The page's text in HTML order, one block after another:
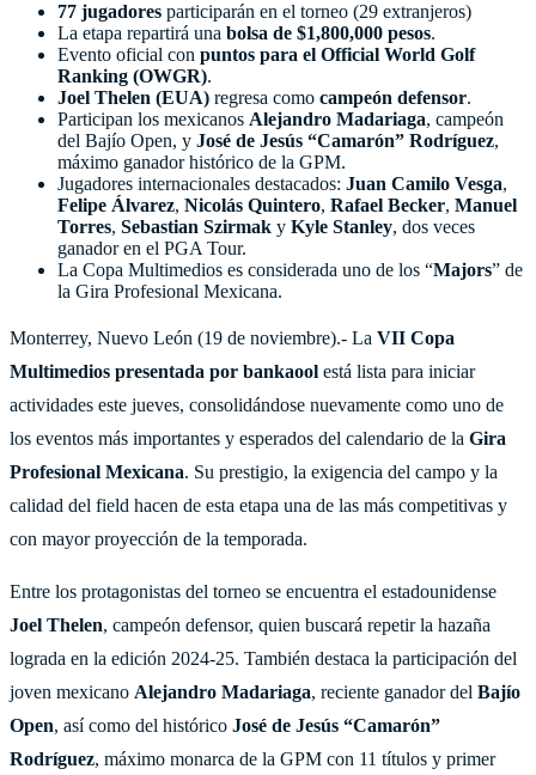
77 jugadores participarán en el torneo (29 extranjeros)
La etapa repartirá una bolsa de $1,800,000 pesos.
Evento oficial con puntos para el Official World Golf
Ranking (OWGR).
Joel Thelen (EUA) regresa como campeón defensor.
Participan los mexicanos Alejandro Madariaga, campeón
del Bajío Open, y José de Jesús “Camarón” Rodríguez,
máximo ganador histórico de la GPM.
Jugadores internacionales destacados: Juan Camilo Vesga,
Felipe Álvarez, Nicolás Quintero, Rafael Becker, Manuel
Torres, Sebastian Szirmak y Kyle Stanley, dos veces
ganador en el PGA Tour.
La Copa Multimedios es considerada uno de los “Majors” de
la Gira Profesional Mexicana.
Monterrey, Nuevo León (19 de noviembre).- La VII Copa
Multimedios presentada por bankaool está lista para iniciar
actividades este jueves, consolidándose nuevamente como uno de
los eventos más importantes y esperados del calendario de la Gira
Profesional Mexicana. Su prestigio, la exigencia del campo y la
calidad del field hacen de esta etapa una de las más competitivas y
con mayor proyección de la temporada.
Entre los protagonistas del torneo se encuentra el estadounidense
Joel Thelen, campeón defensor, quien buscará repetir la hazaña
lograda en la edición 2024-25. También destaca la participación del
joven mexicano Alejandro Madariaga, reciente ganador del Bajío
Open, así como del histórico José de Jesús “Camarón”
Rodríguez, máximo monarca de la GPM con 11 títulos y primer